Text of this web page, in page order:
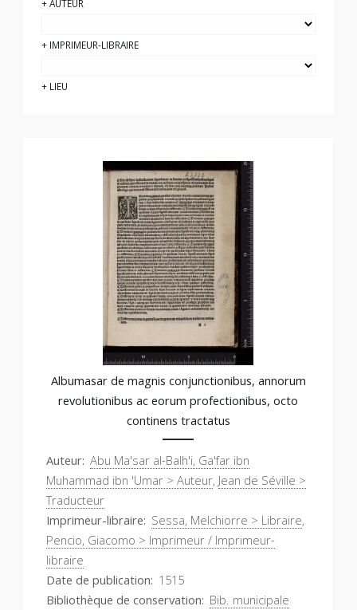
Albumasar de magnis conjunctionibus, annorum
revolutionibus ac eorum profectionibus, octo
continens tractatus
Auteur Abu Ma'sar al-Balh'i, Ga'far ibn
Muhammad ibn 'Umar > Auteur, Jean de Séville >
Traducteur
Imprimeur-libraire Sessa, Melchiorre > Libraire,
Pencio, Giacomo > Imprimeur / Imprimeur-
libraire
Date de publication 1515
Bibliothèque de conservation Bib. municipale
AUTEUR
IMPRIMEUR-LIBRAIRE
LIEU